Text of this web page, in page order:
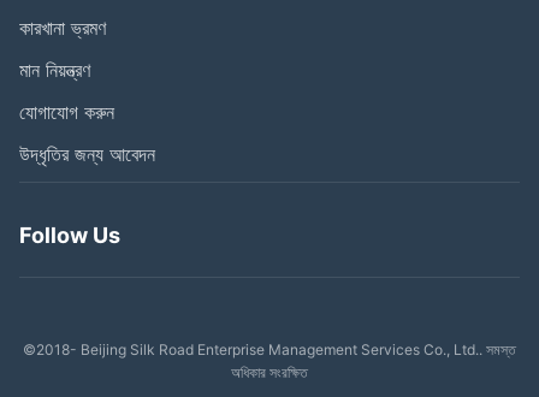
কারখানা ভ্রমণ
মান নিয়ন্ত্রণ
যোগাযোগ করুন
উদ্ধৃতির জন্য আবেদন
Follow Us
©2018- Beijing Silk Road Enterprise Management Services Co., Ltd.. সমস্ত
অধিকার সংরক্ষিত